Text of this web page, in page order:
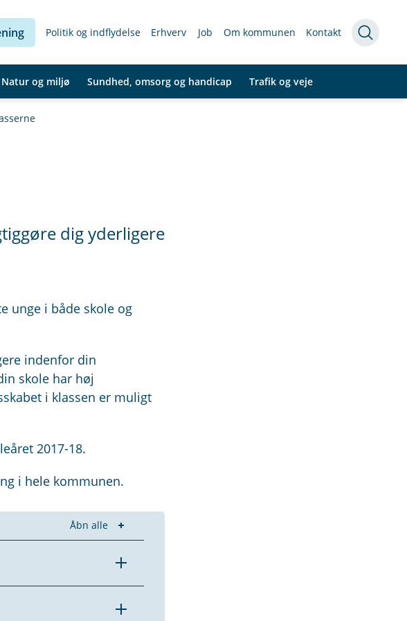
Politik og indflydelse Erhverv Job Om kommunen Kontakt
Natur og miljø Sundhed, omsorg og handicap Trafik og veje
dig yderligere
unge i både skole og
indenfor din
skole har høj
i klassen er muligt
2017-18.
i hele kommunen.
Åbn alle